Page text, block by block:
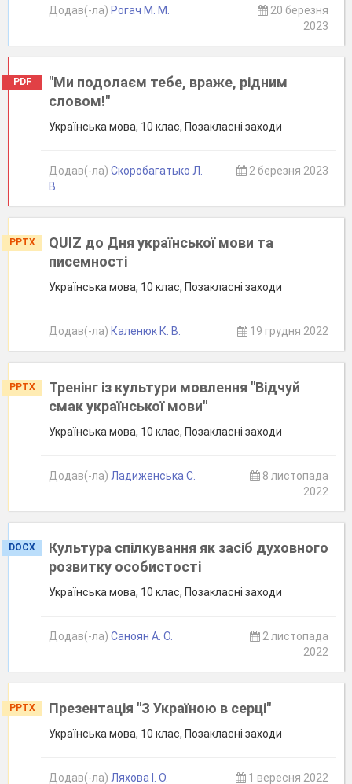
Додав(-ла) Рогач М. М.
20 березня
2023
PDF
"Ми подолаєм тебе, враже, рідним
словом!"
Українська мова, 10 клас, Позакласні заходи
Додав(-ла) Скоробагатько Л.
В.
2 березня 2023
PPTX
QUIZ до Дня української мови та
писемності
Українська мова, 10 клас, Позакласні заходи
Додав(-ла) Каленюк К. В. 19 грудня 2022
PPTX
Тренінг із культури мовлення "Відчуй
смак української мови"
Українська мова, 10 клас, Позакласні заходи
Додав(-ла) Ладиженська С.
8 листопада
2022
DOCX
Культура спілкування як засіб духовного
розвитку особистості
Українська мова, 10 клас, Позакласні заходи
Додав(-ла) Саноян А. О.
2 листопада
2022
PPTX Презентація "З Україною в серці"
Українська мова, 10 клас, Позакласні заходи
Додав(-ла) Ляхова І. О. 1 вересня 2022